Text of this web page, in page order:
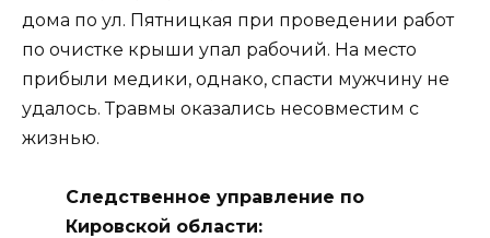
дома по ул. Пятницкая при проведении работ
по очистке крыши упал рабочий. На место
прибыли медики, однако, спасти мужчину не
удалось. Травмы оказались несовместим с
жизнью.
Следственное управление по
Кировской области: